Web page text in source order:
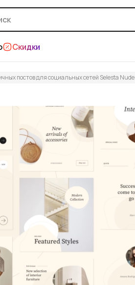
Скидки
постов для социальных сетей Selesta Nude